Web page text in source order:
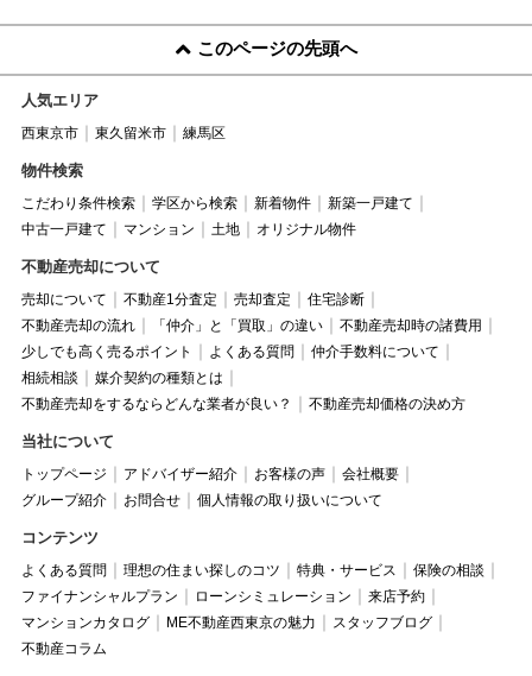
このページの先頭へ
人気エリア
西東京市 東久留米市 練馬区
物件検索
こだわり条件検索 学区から検索 新着物件
新築一戸建て
中古一戸建て
マンション 土地 オリジナル物件
不動産売却について
売却について 不動産1分査定 売却査定
住宅診断
不動産売却の流れ
「仲介」と「買取」の違い
不動産売却時の諸費用
少しでも高く売るポイント
よくある質問
仲介手数料について
相続相談
媒介契約の種類とは
不動産売却をするならどんな業者が良い？
不動産売却価格の決め方
当社について
トップページ アドバイザー紹介 お客様の声
会社概要
グループ紹介
お問合せ 個人情報の取り扱いについて
コンテンツ
よくある質問 理想の住まい探しのコツ 特典・サービス
保険の相談
ファイナンシャルプラン
ローンシミュレーション
来店予約
マンションカタログ
ME不動産西東京の魅力
スタッフブログ
不動産コラム